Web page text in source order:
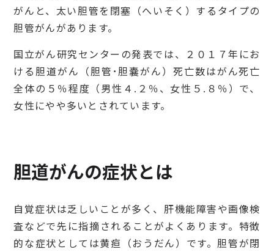
がんと、太い胆管を閉塞（へいそく）するタイプの
胆管がんがあります。
国立がん研究センターの発表では、２０１７年にお
ける胆道がん（胆管･胆嚢がん）死亡数はがん死亡
全体の５％程度（男性４.２％、女性５.８％）で、
女性にやや多いとされています。
胆道がんの症状とは
自覚症状は乏しいことが多く、肝機能障害や画像検
査などで先に指摘されることがよくあります。特徴
的な症状としては黄疸（おうだん）です。胆管が閉